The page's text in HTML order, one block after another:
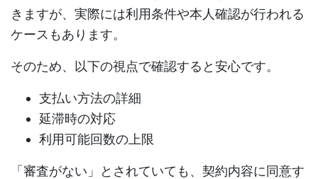
きますが、実際には利用条件や本人確認が行われる
ケースもあります。
そのため、以下の視点で確認すると安心です。
支払い方法の詳細
延滞時の対応
利用可能回数の上限
「審査がない」とされていても、契約内容に同意す